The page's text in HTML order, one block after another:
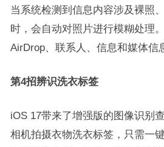
当系统检测到信息内容涉及裸照
时，会自动对照片进行模糊处理
AirDrop、联系人、信息和媒体信
第4招辨识洗衣标签
iOS 17带来了增强版的图像识别
相机拍摄衣物洗衣标签，只需一